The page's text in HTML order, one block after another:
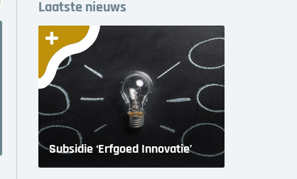
Laatste nieuws
Subsidie ‘Erfgoed Innovatie’